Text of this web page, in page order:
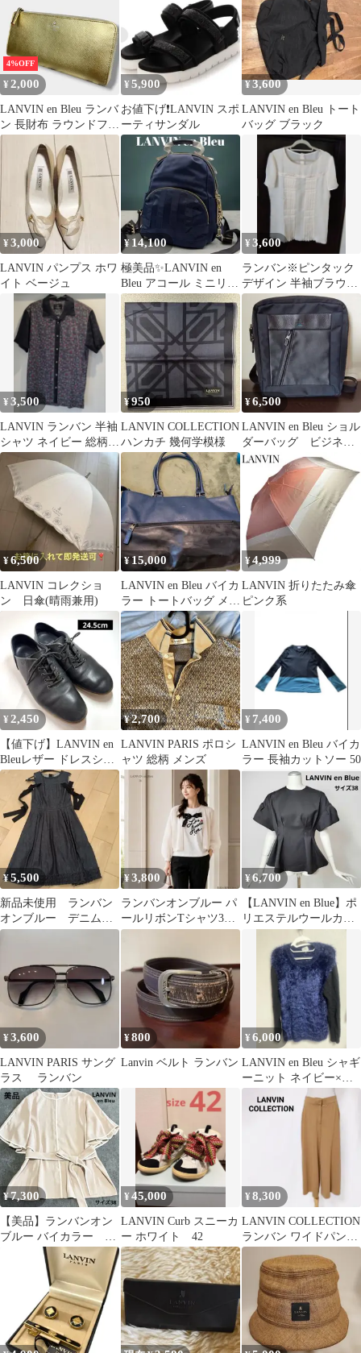
4%OFF
¥2,000
LANVIN en Bleu ランバ
ン 長財布 ラウンドファ
スナー レザー ゴールド
¥ 5,900
お値下げ❗️LANVIN スポ
ーティサンダル
¥3,600
LANVIN en Bleu トート
バッグ ブラック
¥3,000
LANVIN パンプス ホワ
イト ベージュ
¥ 14,100
極美品✨LANVIN en
Bleu アコール ミニリュ
ック リボン ネイビ
ー
¥3,600
ランバン※ピンタック
デザイン 半袖ブラウス
ホワイト
¥3,500
LANVIN ランバン 半袖
シャツ ネイビー 総柄
麻100% 日本製 L
¥950
LANVIN COLLECTION
ハンカチ 幾何学模様
¥6,500
LANVIN en Bleu ショル
ダーバッグ ビジネス
バッグ
¥6,500
LANVIN コレクショ
ン 日傘(晴雨兼用)
¥15,000
LANVIN en Bleu バイカ
ラー トートバッグ メン
ズ
¥4,999
LANVIN 折りたたみ傘
ピンク系
¥2,450
【値下げ】LANVIN en
Bleuレザー ドレスシュ
ーズ ネイビー24.5
¥2,700
LANVIN PARIS ポロシ
ャツ 総柄 メンズ
¥ 7,400
LANVIN en Bleu バイカ
ラー 長袖カットソー 50
¥5,500
新品未使用 ランバン
オンブルー デニムワ
ンピース 保管の匂い
¥3,800
ランバンオンブルー パ
ールリボンTシャツ38
白 美品
¥6,700
【LANVIN en Blue】ポ
リエステルウールカル
ゼペプラムブラウス 38
¥3,600
LANVIN PARIS サング
ラス ランバン
¥800
Lanvin ベルト ランバン
¥6,000
LANVIN en Bleu シャギ
ーニット ネイビー×ブ
ラック
¥7,300
【美品】ランバンオン
ブルー バイカラー パ
イピング ベルト ブラ
¥45,000
LANVIN Curb スニーカ
ー ホワイト 42
¥8,300
LANVIN COLLECTION
ランバン ワイドパンツ
ベージュ 38